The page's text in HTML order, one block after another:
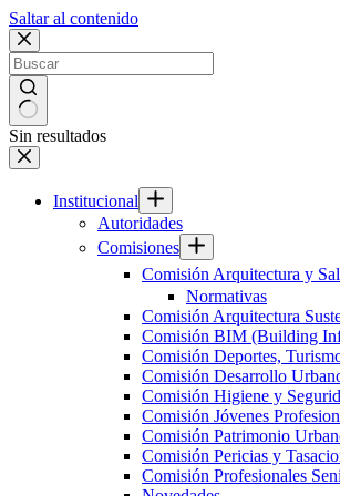
Saltar al contenido
Sin resultados
Institucional
Autoridades
Comisiones
Comisión Arquitectura y
Normativas
Comisión Arquitectura
Comisión BIM (Building
Comisión Deportes,
Comisión Desarrollo
Comisión Higiene y
Comisión Jóvenes
Comisión Patrimonio
Comisión Pericias y
Comisión Profesionales